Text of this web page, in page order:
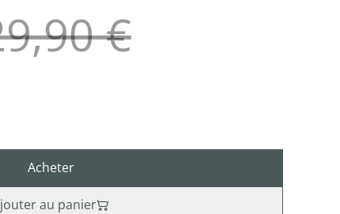
€
Acheter
au panier